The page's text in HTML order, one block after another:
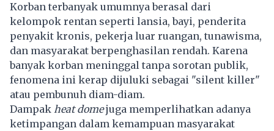
Korban terbanyak umumnya berasal dari
kelompok rentan seperti lansia, bayi, penderita
penyakit kronis, pekerja luar ruangan, tunawisma,
dan masyarakat berpenghasilan rendah. Karena
banyak korban meninggal tanpa sorotan publik,
fenomena ini kerap dijuluki sebagai "silent killer"
atau pembunuh diam-diam.
Dampak heat domejuga memperlihatkan adanya
ketimpangan dalam kemampuan masyarakat